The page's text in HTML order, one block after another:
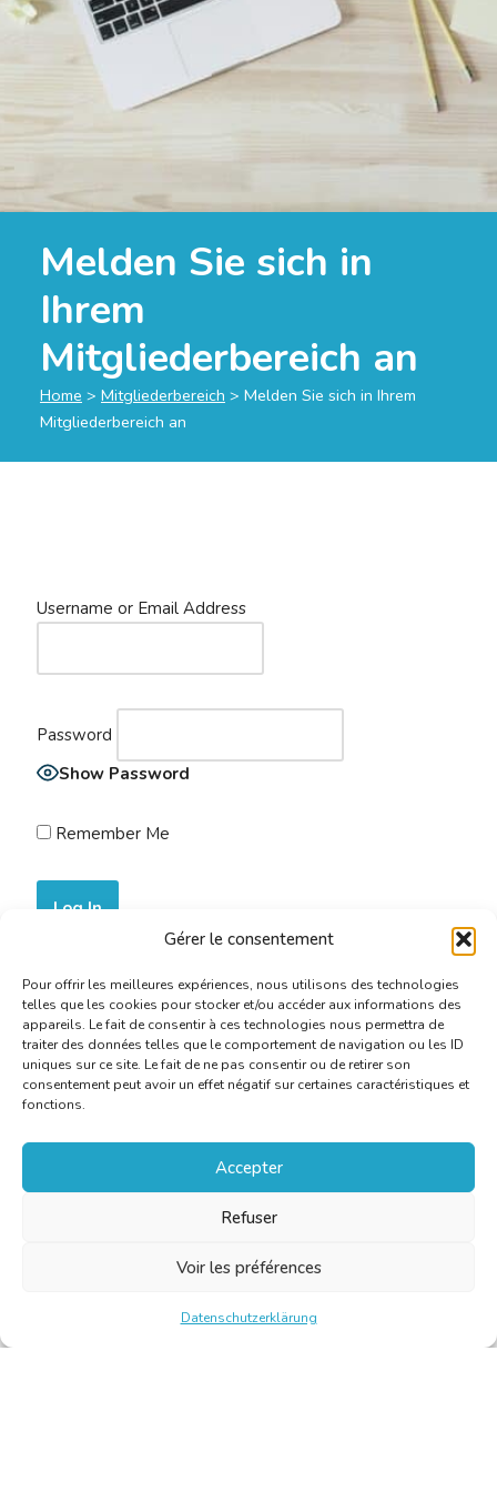
Gérer le consentement
Pour offrir les meilleures expériences, nous utilisons des technologies
telles que les cookies pour stocker et/ou accéder aux informations des
appareils. Le fait de consentir à ces technologies nous permettra de
traiter des données telles que le comportement de navigation ou les ID
uniques sur ce site. Le fait de ne pas consentir ou de retirer son
consentement peut avoir un effet négatif sur certaines caractéristiques et
fonctions.
Accepter
Refuser
Voir les préférences
Datenschutzerklärung
Melden Sie sich in
Ihrem
Mitgliederbereich an
Home > Mitgliederbereich > Melden Sie sich in Ihrem
Mitgliederbereich an
Username or Email Address
Password
Show Password
Remember Me
Join Now|Lost Password?